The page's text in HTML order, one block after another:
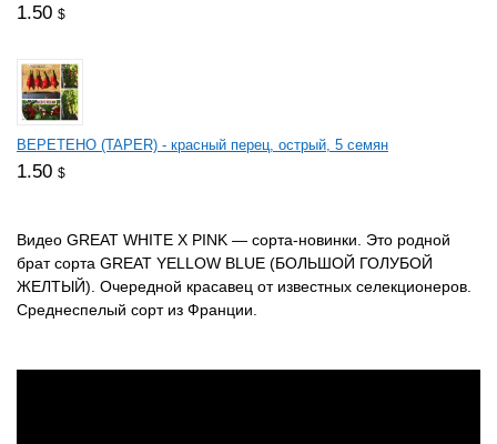
1.50 $
ВЕРЕТЕНО (TAPER) - красный перец, острый, 5 семян
1.50 $
Видео GREAT WHITE X PINK — сорта-новинки. Это родной
брат сорта GREAT YELLOW BLUE (БОЛЬШОЙ ГОЛУБОЙ
ЖЕЛТЫЙ). Очередной красавец от известных селекционеров.
Среднеспелый сорт из Франции.